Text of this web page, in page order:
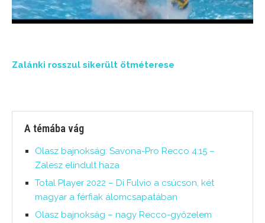
Zalánki rosszul sikerült ötméterese
A témába vág
Olasz bajnokság: Savona-Pro Recco 4:15 –
Zalesz elindult haza
Total Player 2022 – Di Fulvio a csúcson, két
magyar a férfiak álomcsapatában
Olasz bajnokság – nagy Recco-győzelem